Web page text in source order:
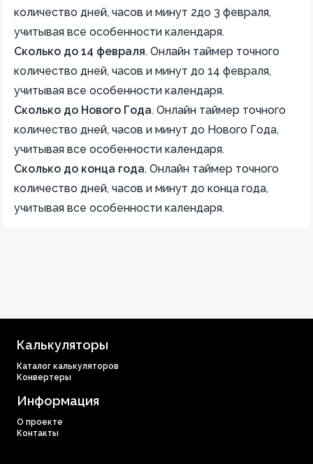
количество дней, часов и минут 2до 3 февраля,
учитывая все особенности календаря.
Сколько до 14 февраля. Онлайн таймер точного
количество дней, часов и минут до 14 февраля,
учитывая все особенности календаря.
Сколько до Нового Года. Онлайн таймер точного
количество дней, часов и минут до Нового Года,
учитывая все особенности календаря.
Сколько до конца года. Онлайн таймер точного
количество дней, часов и минут до конца года,
учитывая все особенности календаря.
Калькуляторы
Каталог калькуляторов
Конвертеры
Информация
О проекте
Контакты